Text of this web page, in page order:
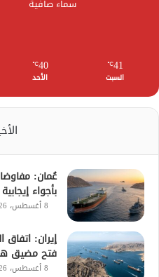
سماء صافية
41
℃
السبت
40
℃
الأحد
عُمان:
بأجواء إيجابية
8 أغسطس، 2026
إيران: اتفاق
فتح مضيق
8 أغسطس، 2026